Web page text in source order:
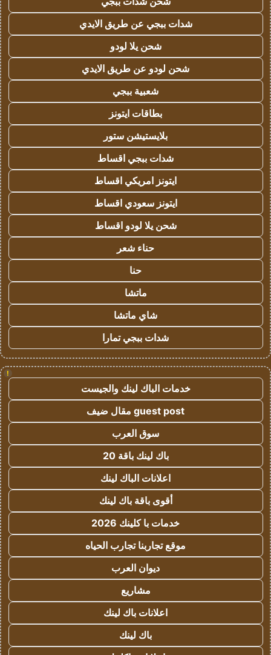
شدات ببجي عن طريق الايدي
شحن يلا لودو
شحن لودو عن طريق الايدي
شعبية ببجي
بطاقات ايتونز
بلايستيشن ستور
شدات ببجي اقساط
ايتونز امريكي اقساط
ايتونز سعودي اقساط
شحن يلا لودو اقساط
حناء شعر
حنا
ماتشا
شاي ماتشا
شدات ببجي تمارا
!
خدمات الباك لينك والجيست
guest post مقال ضيف
سوق العرب
باك لينك باقة 20
اعلانات الباك لينك
أقوى باقة باك لينك
خدمات با كلينك 2026
موقع تجاربنا تجارب الحياه
ديوان العرب
مشاريع
اعلانات باك لينك
باك لينك